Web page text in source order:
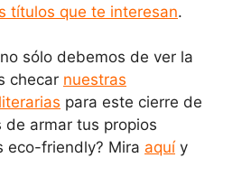
títulos que te interesan.
sólo debemos de ver la
checar nuestras
para este cierre de
de armar tus propios
eco-friendly? Mira aquí y